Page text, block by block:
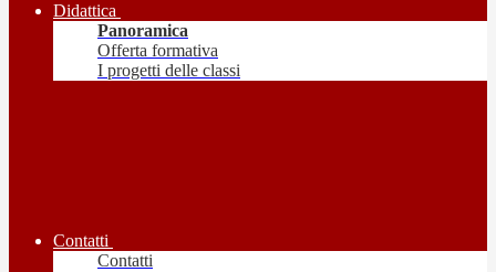
Didattica
Panoramica
Offerta formativa
I progetti delle classi
Contatti
Contatti